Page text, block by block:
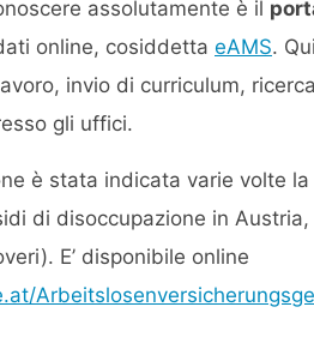
assolutamente è il
online, cosiddetta eAMS.
invio di curriculum,
gli uffici.
è stata indicata varie volte la
di disoccupazione in
E’ disponibile online